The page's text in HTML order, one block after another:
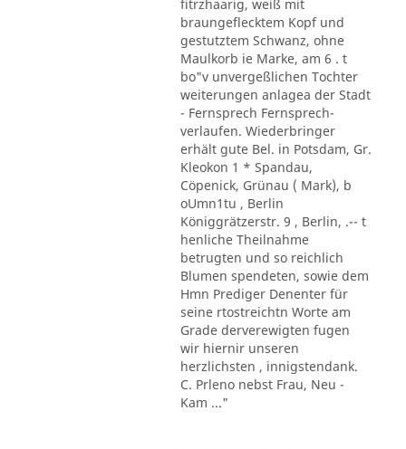
fitrzhaarig, weiß mit
braungeflecktem Kopf und
gestutztem Schwanz, ohne
Maulkorb ie Marke, am 6 . t
bo"v unvergeßlichen Tochter
weiterungen anlagea der Stadt
- Fernsprech Fernsprech-
verlaufen. Wiederbringer
erhält gute Bel. in Potsdam, Gr.
Kleokon 1 * Spandau,
Cöpenick, Grünau ( Mark), b
oUmn1tu , Berlin
Königgrätzerstr. 9 , Berlin, .-- t
henliche Theilnahme
betrugten und so reichlich
Blumen spendeten, sowie dem
Hmn Prediger Denenter für
seine rtostreichtn Worte am
Grade derverewigten fugen
wir hiernir unseren
herzlichsten , innigstendank.
C. Prleno nebst Frau, Neu -
Kam ..."